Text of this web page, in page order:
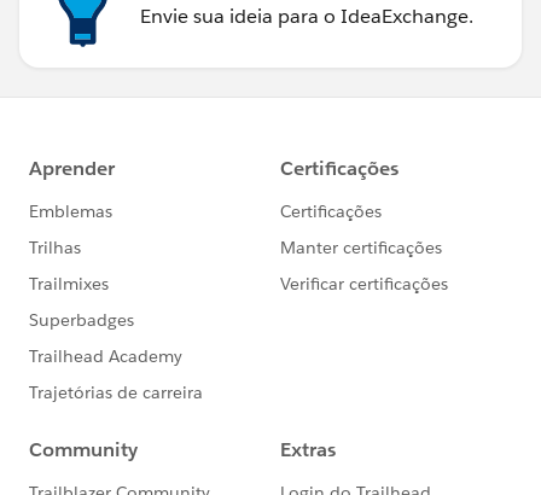
Envie sua ideia para o IdeaExchange.